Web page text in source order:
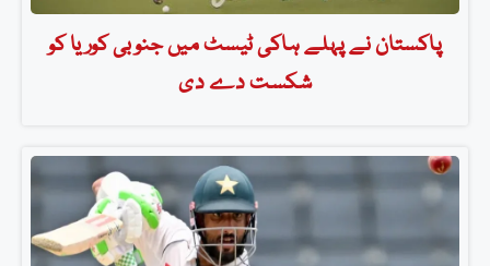
پاکستان نے پہلے ہاکی ٹیسٹ میں جنوبی کوریا کو
شکست دے دی